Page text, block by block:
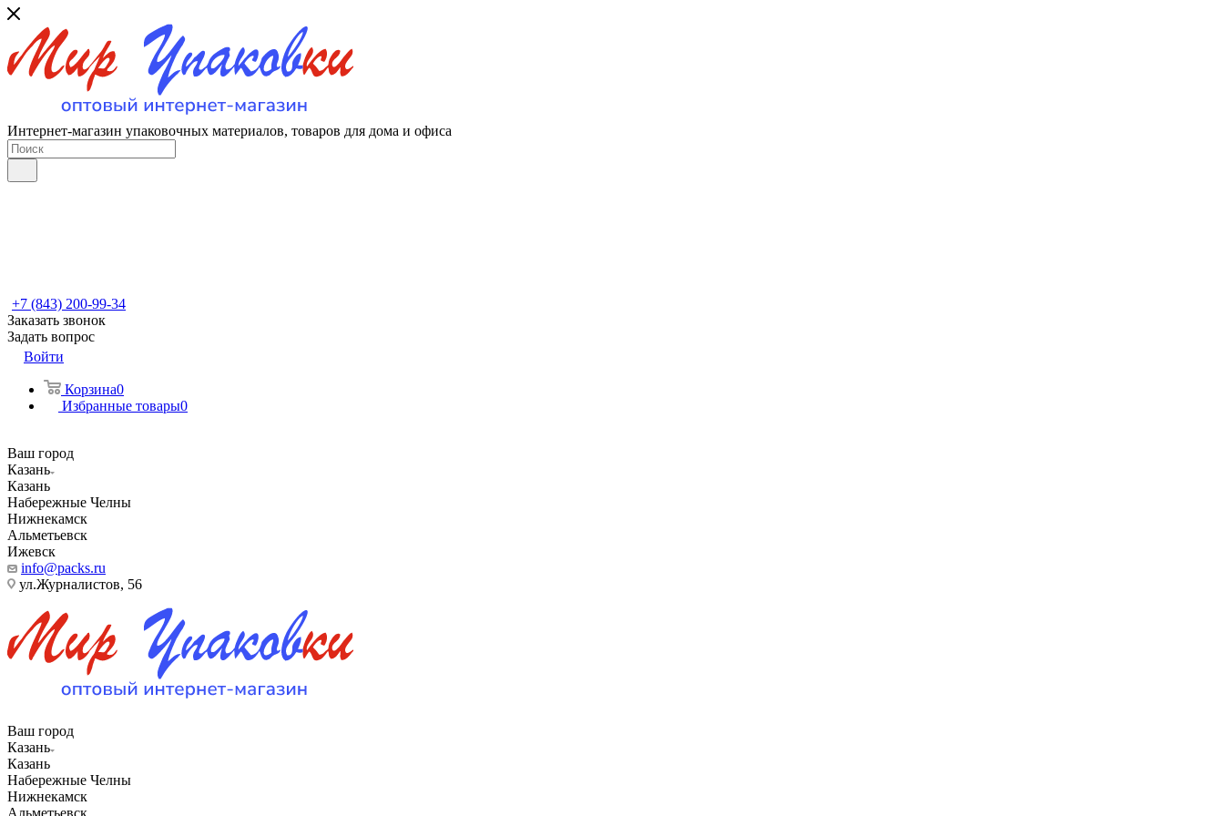
Интернет-магазин упаковочных материалов, товаров для дома и офиса
+7 (843) 200-99-34
Заказать звонок
Задать вопрос
Войти
Корзина0
Избранные товары0
Ваш город
Казань
Казань
Набережные Челны
Нижнекамск
Альметьевск
Ижевск
info@packs.ru
ул.Журналистов, 56
Ваш город
Казань
Казань
Набережные Челны
Нижнекамск
Альметьевск